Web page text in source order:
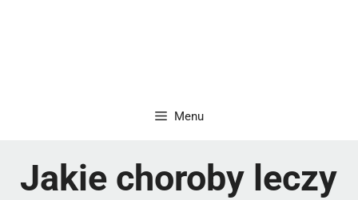
Menu
Jakie choroby leczy